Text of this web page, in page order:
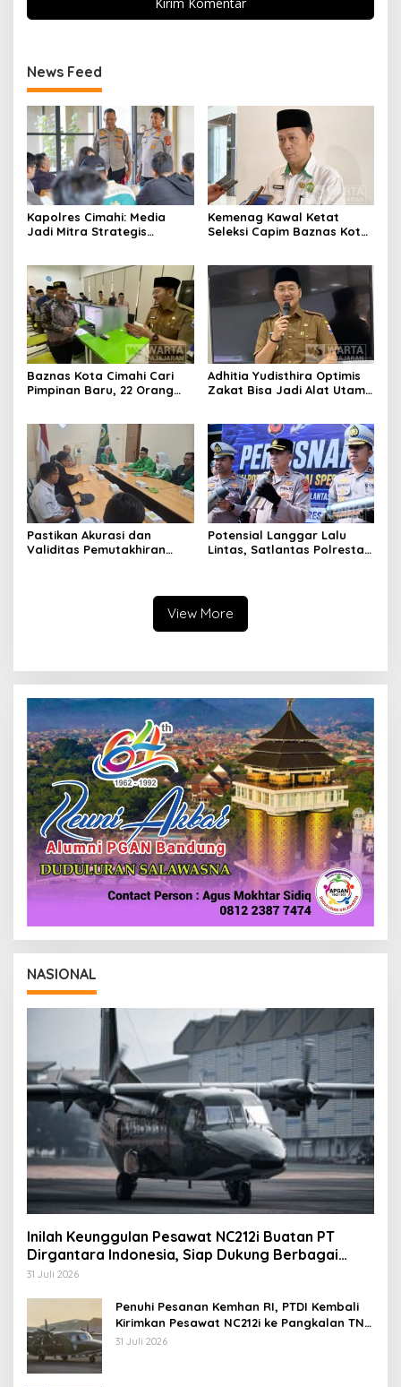
News Feed
Kapolres Cimahi: Media
Jadi Mitra Strategis
Kemenag Kawal Ketat
Seleksi Capim Baznas Kota
Berintegritas
Baznas Kota Cimahi Cari
Pimpinan Baru, 22 Orang
Adhitia Yudisthira Optimis
Zakat Bisa Jadi Alat Utama
Pastikan Akurasi dan
Validitas Pemutakhiran
Potensial Langgar Lalu
Lintas, Satlantas Polresta
View More
NASIONAL
Inilah Keunggulan Pesawat NC212i Buatan PT
Dirgantara Indonesia, Siap Dukung Berbagai
Operasi TNI
31 Juli 2026
Penuhi Pesanan Kemhan RI, PTDI Kembali
Kirimkan Pesawat NC212i ke Pangkalan TNI
AU
31 Juli 2026